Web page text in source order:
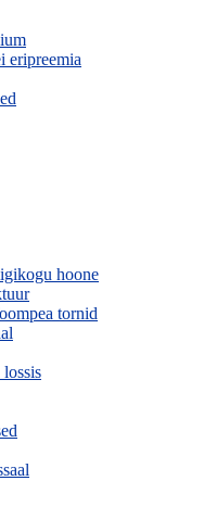
eripreemia
hoone
tornid